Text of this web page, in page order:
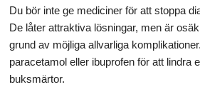
Du bör inte ge mediciner för att stoppa
De låter attraktiva lösningar, men är
grund av möjliga allvarliga
paracetamol eller ibuprofen för att lindra
buksmärtor.